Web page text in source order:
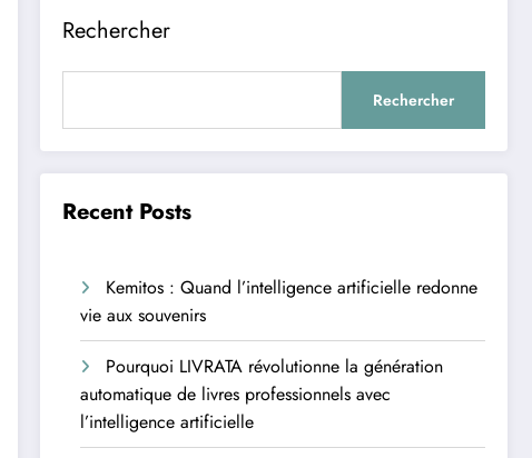
Rechercher
Rechercher
Recent Posts
Kemitos : Quand l’intelligence artificielle redonne
vie aux souvenirs
Pourquoi LIVRATA révolutionne la génération
automatique de livres professionnels avec
l’intelligence artificielle